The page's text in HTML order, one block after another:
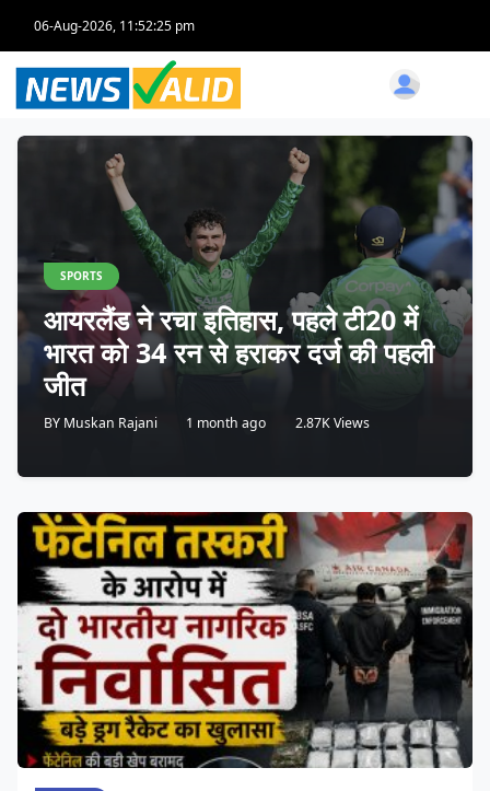
06-Aug-2026, 11:52:28 pm
SPORTS
आयरलैंड ने रचा इतिहास, पहले टी20 में
भारत को 34 रन से हराकर दर्ज की पहली
जीत
BY Muskan Rajani 1 month ago 2.87K Views